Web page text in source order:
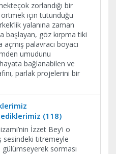
zorlandığı bir
için tutunduğu
yalanına zaman
başlayan, göz kırpma tiki
palavracı boyacı
umudunu
bağlanabilen ve
parlak projelerini bir
(118)
İzzet Bey’i o
sesindeki titremeyle
sorması